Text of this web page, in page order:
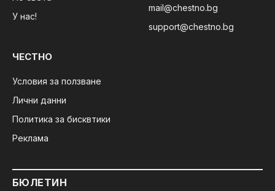
У нас!
mail@chestno.bg
support@chestno.bg
ЧЕСТНО
Условия за ползване
Лични данни
Политика за бисквтики
Реклама
БЮЛЕТИН